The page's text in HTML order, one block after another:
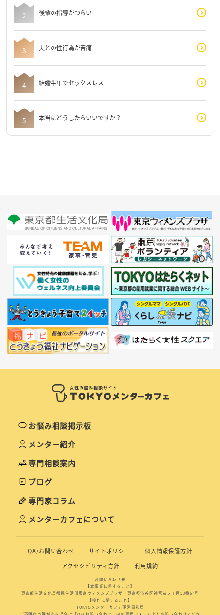
後輩の指導がつらい
夫との性行為が苦痛
結婚半年でセックスレス
本当にどうしたらいいですか？
お悩み相談掲示板
メンター紹介
専門相談案内
ブログ
専門家コラム
メンターカフェについて
QA/お問い合わせ サイトポリシー
個人情報保護方針
アクセシビリティ方針
利用規約
お問い合わせ先
【本事業に関すること】
東京都生活文化局都民生活部東京ウィメンズプラザ 東京都渋谷区神宮前５丁目53番67号
【操作に関すること】
TOKYOメンターカフェ運営事務局
ご不明な点等がある場合は「Q/Aお問い合わせ」内の専用フォームよりお問い合わせくださ